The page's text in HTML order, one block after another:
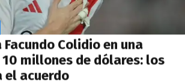
Facundo Colidio en una
millones de dólares: los
el acuerdo